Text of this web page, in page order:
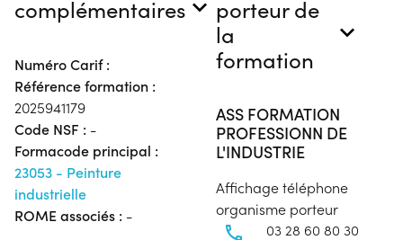
complémentaires
Numéro Carif :
Référence formation :
2025941179
Code NSF : -
Formacode principal :
23053 - Peinture
industrielle
ROME associés : -
porteur de
la
formation
ASS FORMATION
PROFESSIONN DE
L'INDUSTRIE
Affichage téléphone
organisme porteur
03 28 60 80 30